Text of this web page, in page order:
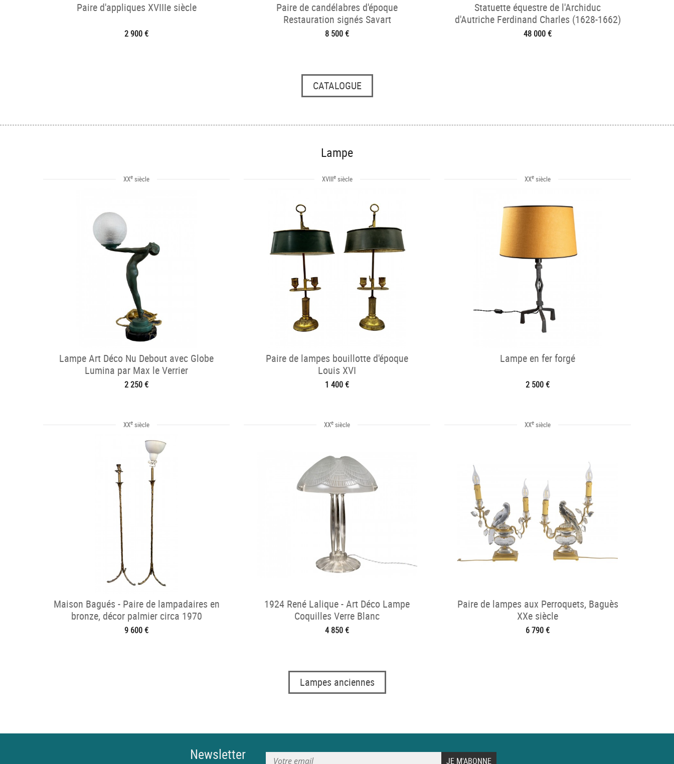
Paire d'appliques XVIIIe siècle
2 900 €
Paire de candélabres d'époque
Restauration signés Savart
8 500 €
Statuette équestre de l'Archiduc
d'Autriche Ferdinand Charles (1628-1662)
48 000 €
CATALOGUE
Lampe
XXe siècle
Lampe Art Déco Nu Debout avec Globe
Lumina par Max le Verrier
2 250 €
XVIIIesiècle
Paire de lampes bouillotte d'époque
Louis XVI
1 400 €
XXe siècle
Lampe en fer forgé
2 500 €
XXe siècle
Maison Bagués - Paire de lampadaires en
bronze, décor palmier circa 1970
9 600 €
XXe siècle
1924 René Lalique - Art Déco Lampe
Coquilles Verre Blanc
4 850 €
XXe siècle
Paire de lampes aux Perroquets, Baguès
XXe siècle
6 790 €
Lampes anciennes
Newsletter